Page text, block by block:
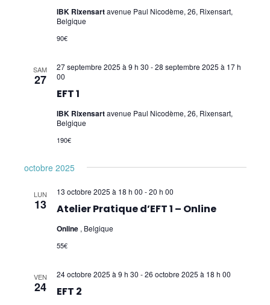
IBK Rixensartavenue Paul Nicodème, 26, Rixensart,
Belgique
90€
SAM
27
EFT 1
27 septembre 2025 à 9 h 30 -28 septembre 2025 à 17 h
00
IBK Rixensartavenue Paul Nicodème, 26, Rixensart,
Belgique
190€
octobre 2025
LUN
13 Atelier Pratique d’EFT 1 – Online
13 octobre 2025 à 18 h 00 -20 h 00
Online , Belgique
55€
VEN
24 EFT 2
24 octobre 2025 à 9 h 30 -26 octobre 2025 à 18 h 00